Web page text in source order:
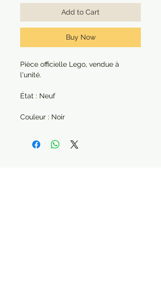
Add to Cart
Buy Now
Pièce officielle Lego, vendue à
l'unité.
État : Neuf
Couleur : Noir